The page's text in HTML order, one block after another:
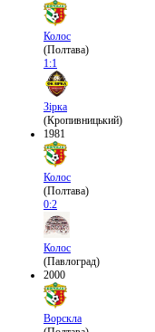
Колос
(Полтава)
1:1
Зірка
(Кропивницький)
1981
Колос
(Полтава)
0:2
Колос
(Павлоград)
2000
Ворскла